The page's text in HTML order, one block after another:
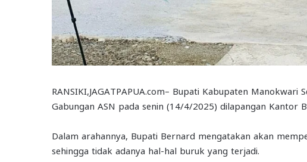
RANSIKI,JAGATPAPUA.com– Bupati Kabupaten
Gabungan ASN pada senin (14/4/2025) dilapangan Kantor
Dalam arahannya, Bupati Bernard mengatakan akan
sehingga tidak adanya hal-hal buruk yang terjadi.